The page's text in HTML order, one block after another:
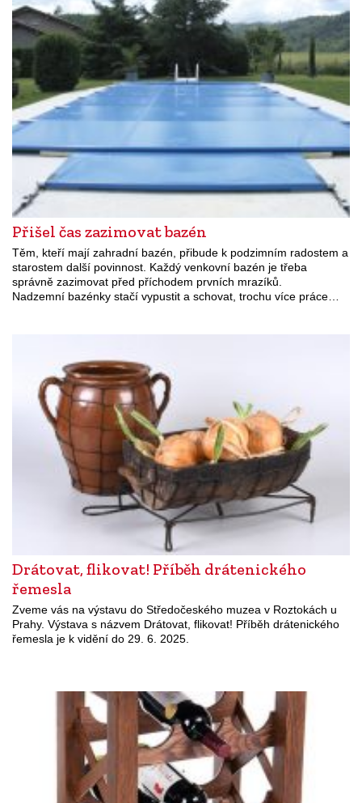
Přišel čas zazimovat bazén
Těm, kteří mají zahradní bazén, přibude k podzimním radostem a
starostem další povinnost. Každý venkovní bazén je třeba
správně zazimovat před příchodem prvních mrazíků.
Nadzemní bazénky stačí vypustit a schovat, trochu více práce…
Drátovat, flikovat! Příběh drátenického
řemesla
Zveme vás na výstavu do Středočeského muzea v Roztokách u
Prahy. Výstava s názvem Drátovat, flikovat! Příběh drátenického
řemesla je k vidění do 29. 6. 2025.